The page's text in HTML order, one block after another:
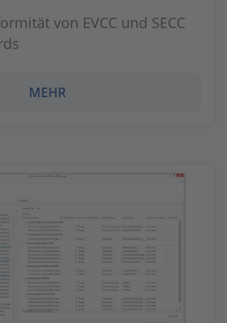
von EVCC und SECC
MEHR